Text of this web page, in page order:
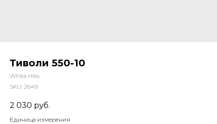
Тиволи 550-10
White Hills
SKU: 2649
2 030 руб.
Единица измерения